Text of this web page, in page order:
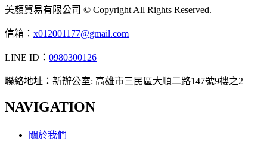
美顏貿易有限公司 © Copyright All Rights Reserved.
信箱： x012001177@gmail.com
LINE ID： 0980300126
聯絡地址：新辦公室: 高雄市三民區大順二路147號9樓之2
NAVIGATION
關於我們